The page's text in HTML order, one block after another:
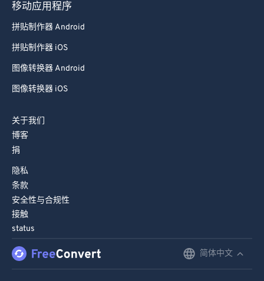
移动应用程序
拼贴制作器 Android
拼贴制作器 iOS
图像转换器 Android
图像转换器 iOS
关于我们
博客
捐
隐私
条款
安全性与合规性
接触
status
简体中文